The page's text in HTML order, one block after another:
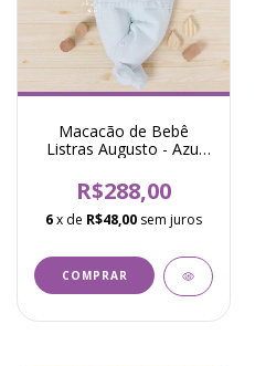
Macacão de Bebê
Listras Augusto - Azul
R$288,00
6x de R$48,00 sem juros
COMPRAR